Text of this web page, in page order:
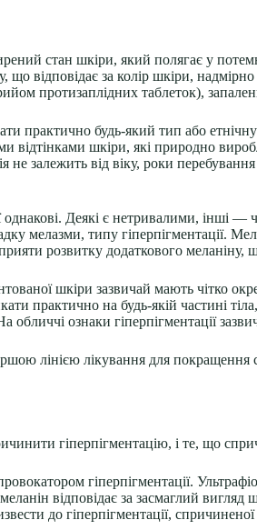
стан шкіри, який полягає у
що відповідає за колір шкіри,
протизаплідних таблеток),
практично будь-який тип або
шкіри, які природно
не залежить від віку, роки
однакові. Деякі є нетривалими, інші
мелазми, типу гіперпігментації.
розвитку додаткового меланіну,
шкіри зазвичай мають чітко
практично на будь-якій частині
обличчі ознаки гіперпігментації
лінією лікування для
гіперпігментацію, і те, що
гіперпігментації.
відповідає за засмаглий
до гіперпігментації,